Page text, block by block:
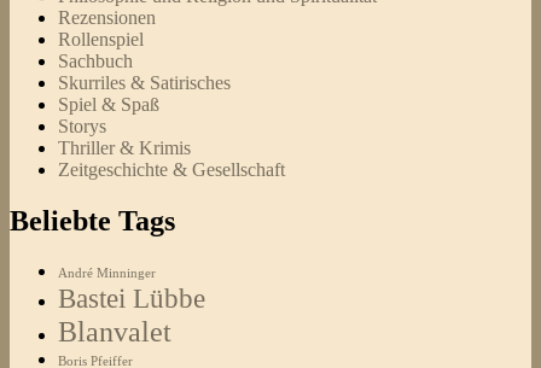
Rezensionen
Rollenspiel
Sachbuch
Skurriles & Satirisches
Spiel & Spaß
Storys
Thriller & Krimis
Zeitgeschichte & Gesellschaft
Beliebte Tags
André Minninger
Bastei Lübbe
Blanvalet
Boris Pfeiffer